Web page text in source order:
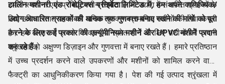
टालिन मशीनरी एंड रोबोटिक्स प्राइवेट लिमिटेड में, हम अपने वाणिज्यिक/
उद्योग आधारित ग्राहकों की मानक तक गुणवत्ता बनाए रखने की मांगों को पूरा
करने के लिए कई प्रकार कीएल्यूमीनियम मशीनें और UPVC मशीनेंप्रदान
कर रहे हैं।
हमारी स्थापना एक प्रसिद्ध मशीननिर्माताहै जो उद्योग में संभावित ग्राहकों के
लिए उचित लागत पर सबसे अधिक गुणवत्ता-प्रमाणित मशीनों की सेवा करती
है। हम बाज़ार में सबसे विश्वसनीय स्रोत होने के लिए मशीनों की अपनी
श्रृंखला को अक्षुण्ण डिज़ाइन और गुणवत्ता में बनाए रखते हैं। हमारे प्रतिष्ठान
में उच्च प्रदर्शन करने वाले उपकरणों और मशीनों को शामिल करने वाली
फैक्ट्री का आधुनिकीकरण किया गया है। पेश की गई उत्पाद श्रृंखला में